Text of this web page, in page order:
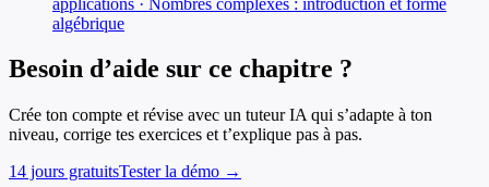
algébrique
Besoin d’aide sur ce chapitre ?
Crée ton compte et révise avec un tuteur IA qui s’adapte à ton
niveau, corrige tes exercices et t’explique pas à pas.
14 jours gratuitsTester la démo →